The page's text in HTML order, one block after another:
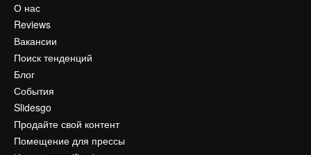
О нас
Reviews
Вакансии
Поиск тенденций
Блог
События
Slidesgo
Продайте свой контент
Помещение для прессы